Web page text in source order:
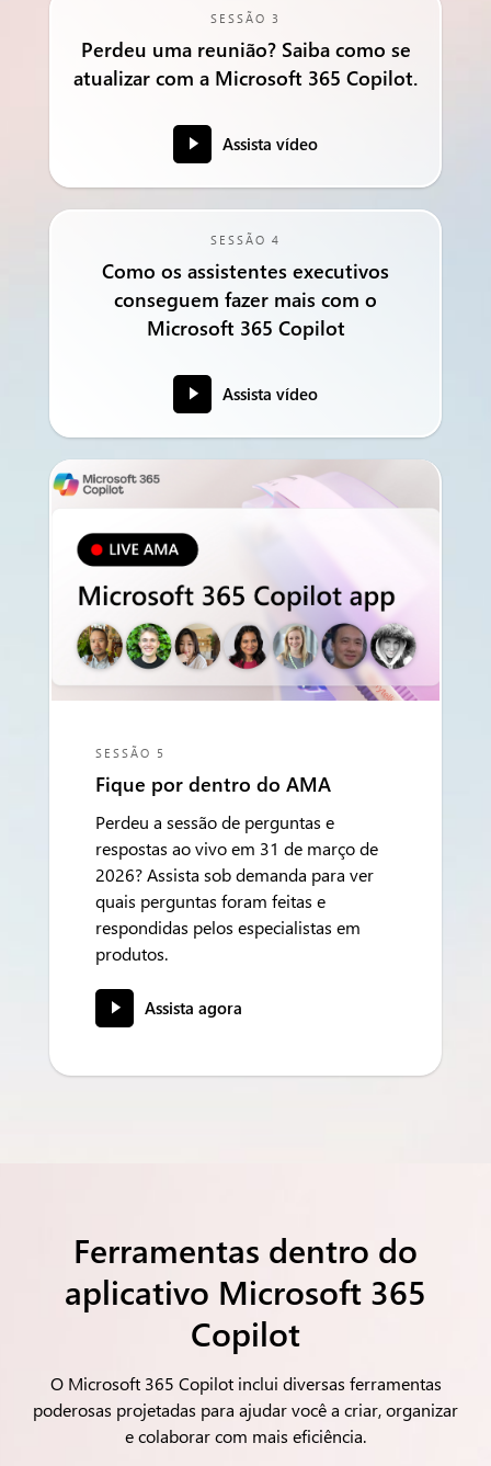
SESSÃO 3
Perdeu uma reunião? Saiba como se
atualizar com a Microsoft 365 Copilot.
Assista vídeo
SESSÃO 4
Como os assistentes executivos
conseguem fazer mais com o
Microsoft 365 Copilot
Assista vídeo
SESSÃO 5
Fique por dentro do AMA
Perdeu a sessão de perguntas e
respostas ao vivo em 31 de março de
2026? Assista sob demanda para ver
quais perguntas foram feitas e
respondidas pelos especialistas em
produtos.
Assista agora
Ferramentas dentro do
aplicativo Microsoft 365
Copilot
O Microsoft 365 Copilot inclui diversas ferramentas
poderosas projetadas para ajudar você a criar, organizar
e colaborar com mais eficiência.